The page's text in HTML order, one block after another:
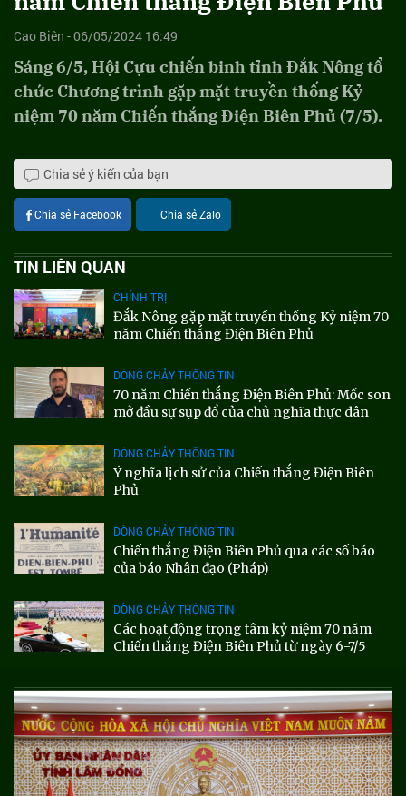
Cao Biên - 06/05/2024 16:49
Sáng 6/5, Hội Cựu chiến binh tỉnh Đắk Nông tổ
chức Chương trình gặp mặt truyền thống Kỷ
niệm 70 năm Chiến thắng Điện Biên Phủ (7/5).
Chia sẻ ý kiến của bạn
Chia sẻ Facebook Chia sẻ Zalo
TIN LIÊN QUAN
CHÍNH TRỊ
Đắk Nông gặp mặt truyền thống Kỷ niệm 70
năm Chiến thắng Điện Biên Phủ
DÒNG CHẢY THÔNG TIN
70 năm Chiến thắng Điện Biên Phủ: Mốc son
mở đầu sự sụp đổ của chủ nghĩa thực dân
DÒNG CHẢY THÔNG TIN
Ý nghĩa lịch sử của Chiến thắng Điện Biên
Phủ
DÒNG CHẢY THÔNG TIN
Chiến thắng Điện Biên Phủ qua các số báo
của báo Nhân đạo (Pháp)
DÒNG CHẢY THÔNG TIN
Các hoạt động trọng tâm kỷ niệm 70 năm
Chiến thắng Điện Biên Phủ từ ngày 6-7/5